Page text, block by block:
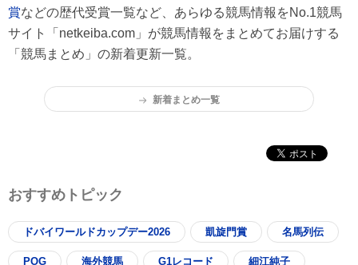
賞などの歴代受賞一覧など、あらゆる競馬情報をNo.1競馬
サイト「netkeiba.com」が競馬情報をまとめてお届けする
「競馬まとめ」の新着更新一覧。
新着まとめ一覧
おすすめトピック
ドバイワールドカップデー2026 凱旋門賞 名馬列伝
POG 海外競馬 G1レコード 細江純子